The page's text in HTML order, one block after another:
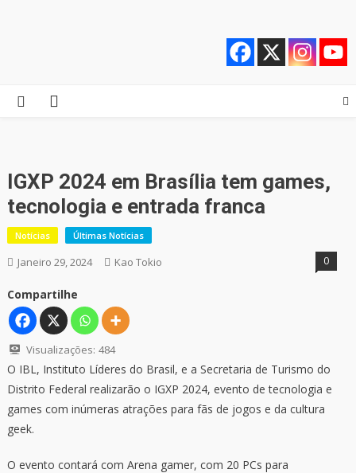
Quebrando o Controle
IGXP 2024 em Brasília tem games,
tecnologia e entrada franca
Notícias Últimas Notícias
Janeiro 29, 2024 Kao Tokio 0
Compartilhe
Visualizações: 484
O IBL, Instituto Líderes do Brasil, e a Secretaria de Turismo do
Distrito Federal realizarão o IGXP 2024, evento de tecnologia e
games com inúmeras atrações para fãs de jogos e da cultura
geek.
O evento contará com Arena gamer, com 20 PCs para